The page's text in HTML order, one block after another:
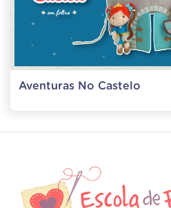
Aventuras No Castelo